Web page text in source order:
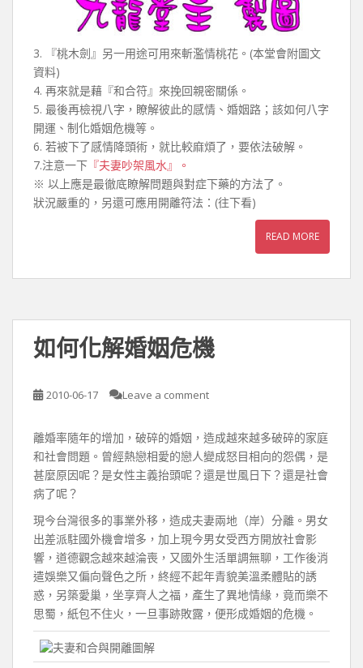
3. 『桃木劍』另一用途可用來斬濫情桃花。(本堂會附圖文
資料)
4. 再來就是藉『和合符』來挽回親密關係。
5. 最後再檢視八字，瞭解彼此的感情、婚姻路；該如何八字
開運、制化婚姻危機等。
6. 若被下了感情降頭術，就比較麻煩了，要依法破解。
7.注意一下 『夫妻吵架風水』。
※ 以上應是最徹底瞭解問題與對症下藥的方法了。
狀況嚴重的，另還可應用開離符法：(往下看)
READ MORE
如何化解婚姻危機
2010-06-17 Leave a comment
離婚率隨年的增加，破碎的婚姻，造成越來越多破碎的家庭
和社會問題。曾經熱戀相愛的戀人變成怒目相向的怨偶，是
甚麼原因呢？是女性主義抬頭呢？還是世風日下？還是社會
病了呢？
現今台灣很多的事業外移，造成夫妻兩地（岸）分離。男女
出差派駐國外機會增多，加上現今男女受西方開放社會影
響，道德觀念越來越淪喪，又國外生活單調無聊，工作後消
遣娛樂又偏向聲色之所，終經不起年青貌美溫柔體貼的誘
惑，另築愛巢，坐享齊人之福，產生了異地情緣，竟而樂不
思蜀，紙包不住火，一旦事跡敗露，便形成婚姻的危機。